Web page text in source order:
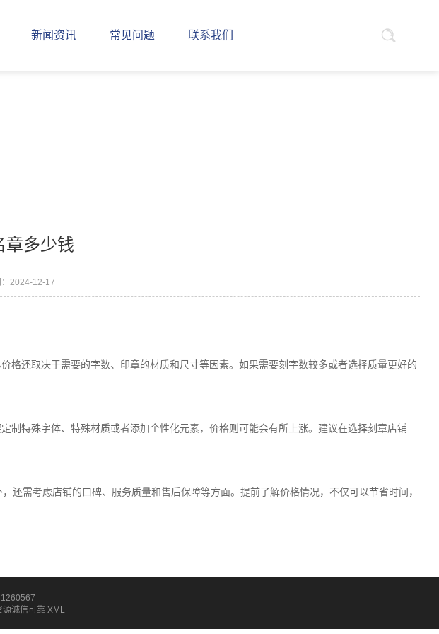
新闻资讯 常见问题 联系我们
章多少钱
：2024-12-17
还取决于需要的字数、印章的材质和尺寸等因素。如果需要刻字数较多或者选择质量更好的
特殊字体、特殊材质或者添加个性化元素，价格则可能会有所上涨。建议在选择刻章店铺
需考虑店铺的口碑、服务质量和售后保障等方面。提前了解价格情况，不仅可以节省时间，
诚信可靠 XML